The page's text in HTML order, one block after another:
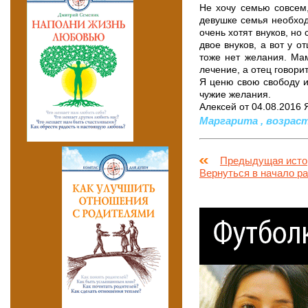
Не хочу семью
девушке семья
очень хотят внуков,
двое внуков, а вот у
тоже нет желания.
лечение, а отец
Я ценю свою свободу и
чужие желания.
Алексей от 04.08.2016
Маргарита ,
Предыдущая
Вернуться в начало